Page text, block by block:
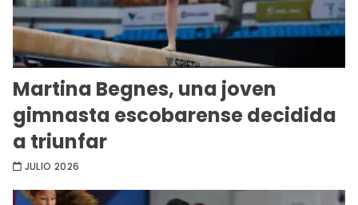
Martina Begnes, una joven
gimnasta escobarense decidida
a triunfar
JULIO 2026